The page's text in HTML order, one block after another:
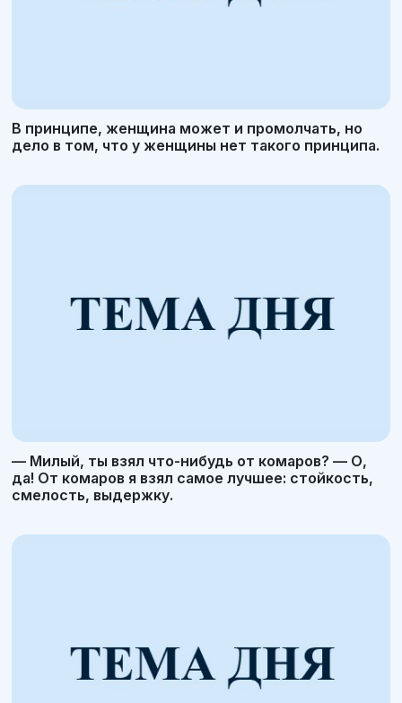
В принципе, женщина может и промолчать, но
дело в том, что у женщины нет такого принципа.
— Милый, ты взял что-нибудь от комаров? — О,
да! От комаров я взял самое лучшее: стойкость,
смелость, выдержку.